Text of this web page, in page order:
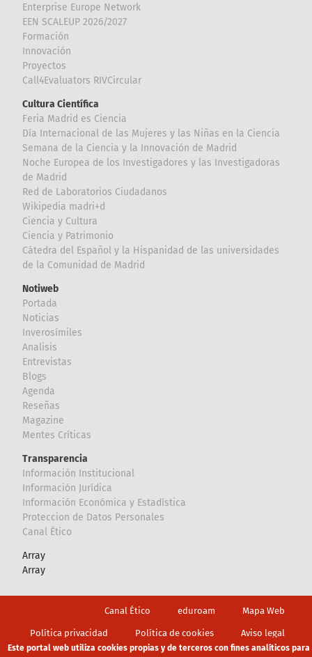
Enterprise Europe Network
EEN SCALEUP 2026/2027
Formación
Innovación
Proyectos
Call4Evaluators RIVCircular
Cultura Científica
Feria Madrid es Ciencia
Día Internacional de las Mujeres y las Niñas en la Ciencia
Semana de la Ciencia y la Innovación de Madrid
Noche Europea de los Investigadores y las Investigadoras
de Madrid
Red de Laboratorios Ciudadanos
Wikipedia madri+d
Ciencia y Cultura
Ciencia y Patrimonio
Cátedra del Español y la Hispanidad de las universidades
de la Comunidad de Madrid
Notiweb
Portada
Noticias
Inverosímiles
Analisis
Entrevistas
Blogs
Agenda
Reseñas
Magazine
Mentes Críticas
Transparencia
Información Institucional
Información Jurídica
Información Económica y Estadística
Proteccion de Datos Personales
Canal Ético
Array
Array
Canal Ético eduroam Mapa Web
Política privacidad Política de cookies Aviso legal
Este portal web utiliza cookies propias y de terceros con fines analíticos para